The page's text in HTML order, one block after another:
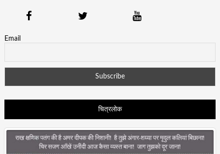
Email
चित्रलोक